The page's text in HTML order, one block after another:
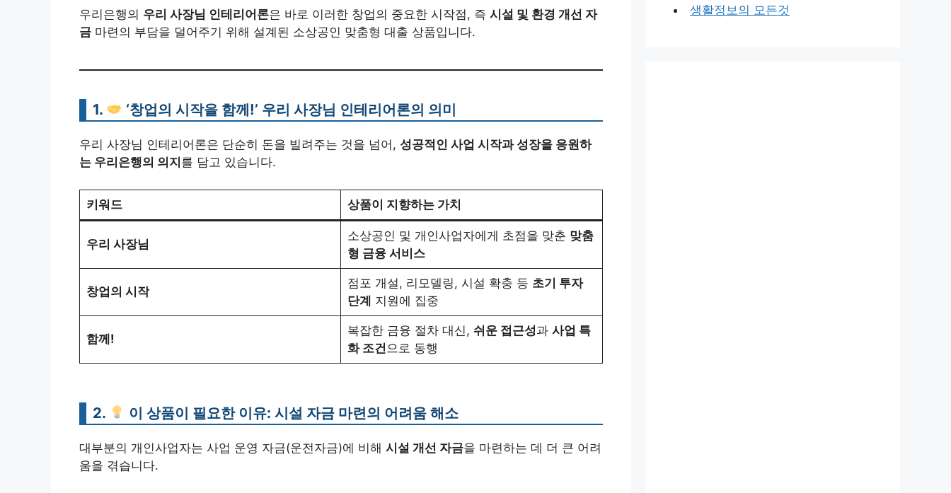
우리은행의 우리 사장님 인테리어론은 바로 이러한 창업의 중요한 시작점, 즉 시설 및 환경 개선 자
금 마련의 부담을 덜어주기 위해 설계된 소상공인 맞춤형 대출 상품입니다.
1. ‘창업의 시작을 함께!’ 우리 사장님 인테리어론의 의미
우리 사장님 인테리어론은 단순히 돈을 빌려주는 것을 넘어, 성공적인 사업 시작과 성장을 응원하
는 우리은행의 의지 를 담고 있습니다.
키워드 상품이 지향하는 가치
우리 사장님
소상공인 및 개인사업자에게 초점을 맞춘 맞춤
형 금융 서비스
창업의 시작
점포 개설, 리모델링, 시설 확충 등 초기 투자
단계 지원에 집중
함께!
복잡한 금융 절차 대신, 쉬운 접근성과 사업 특
화 조건 으로 동행
2. 이 상품이 필요한 이유:시설 자금 마련의 어려움 해소
대부분의 개인사업자는 사업 운영 자금(운전자금)에 비해 시설 개선 자금을 마련하는 데 더 큰 어려
움을 겪습니다.
생활정보의 모든것